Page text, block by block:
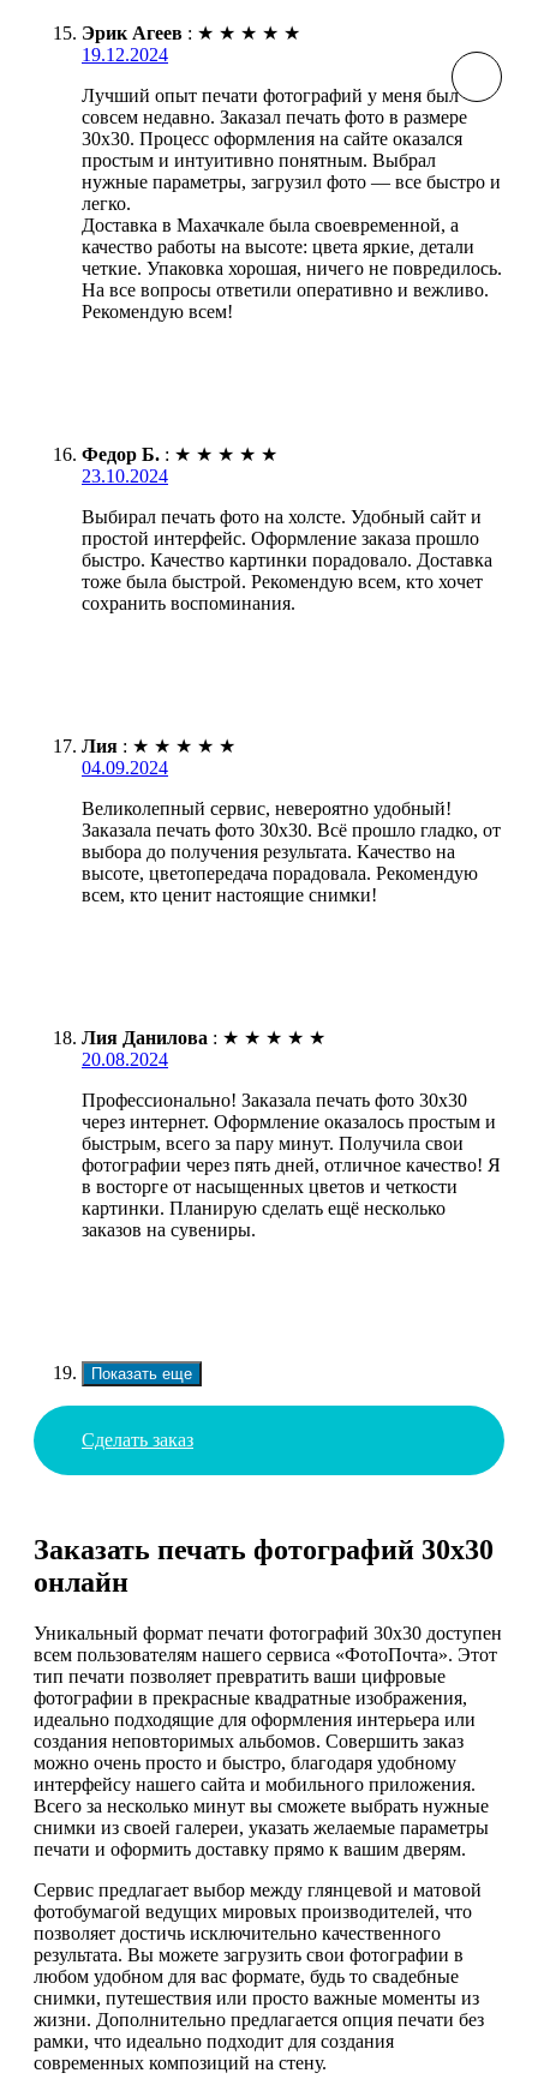
Эрик Агеев : ★ ★ ★ ★ ★
19.12.2024
Лучший опыт печати фотографий у меня был
совсем недавно. Заказал печать фото в размере
30х30. Процесс оформления на сайте оказался
простым и интуитивно понятным. Выбрал
нужные параметры, загрузил фото — все быстро и
легко.
Доставка в Махачкале была своевременной, а
качество работы на высоте: цвета яркие, детали
четкие. Упаковка хорошая, ничего не повредилось.
На все вопросы ответили оперативно и вежливо.
Рекомендую всем!
Федор Б. : ★ ★ ★ ★ ★
23.10.2024
Выбирал печать фото на холсте. Удобный сайт и
простой интерфейс. Оформление заказа прошло
быстро. Качество картинки порадовало. Доставка
тоже была быстрой. Рекомендую всем, кто хочет
сохранить воспоминания.
Лия : ★ ★ ★ ★ ★
04.09.2024
Великолепный сервис, невероятно удобный!
Заказала печать фото 30х30. Всё прошло гладко, от
выбора до получения результата. Качество на
высоте, цветопередача порадовала. Рекомендую
всем, кто ценит настоящие снимки!
Лия Данилова : ★ ★ ★ ★ ★
20.08.2024
Профессионально! Заказала печать фото 30х30
через интернет. Оформление оказалось простым и
быстрым, всего за пару минут. Получила свои
фотографии через пять дней, отличное качество! Я
в восторге от насыщенных цветов и четкости
картинки. Планирую сделать ещё несколько
заказов на сувениры.
Показать еще
Сделать заказ
Заказать печать фотографий 30х30
онлайн
Уникальный формат печати фотографий 30х30 доступен
всем пользователям нашего сервиса «ФотоПочта». Этот
тип печати позволяет превратить ваши цифровые
фотографии в прекрасные квадратные изображения,
идеально подходящие для оформления интерьера или
создания неповторимых альбомов. Совершить заказ
можно очень просто и быстро, благодаря удобному
интерфейсу нашего сайта и мобильного приложения.
Всего за несколько минут вы сможете выбрать нужные
снимки из своей галереи, указать желаемые параметры
печати и оформить доставку прямо к вашим дверям.
Сервис предлагает выбор между глянцевой и матовой
фотобумагой ведущих мировых производителей, что
позволяет достичь исключительно качественного
результата. Вы можете загрузить свои фотографии в
любом удобном для вас формате, будь то свадебные
снимки, путешествия или просто важные моменты из
жизни. Дополнительно предлагается опция печати без
рамки, что идеально подходит для создания
современных композиций на стену.